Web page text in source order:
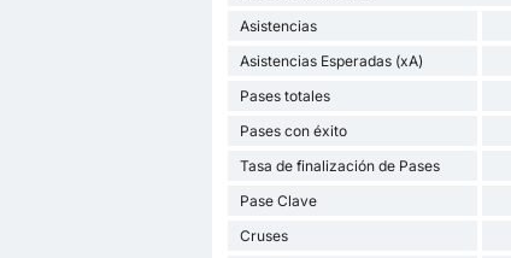
Asistencias
Asistencias Esperadas (xA)
Pases totales
Pases con éxito
Tasa de finalización de Pases
Pase Clave
Cruses